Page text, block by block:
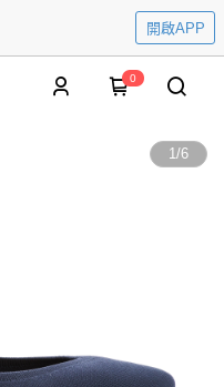
開啟APP
0
1/6